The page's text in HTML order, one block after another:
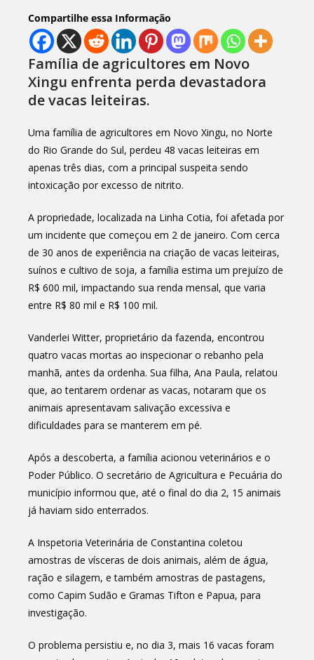
Compartilhe essa Informação
Família de agricultores em Novo
Xingu enfrenta perda devastadora
de vacas leiteiras.
Uma família de agricultores em Novo Xingu, no Norte
do Rio Grande do Sul, perdeu 48 vacas leiteiras em
apenas três dias, com a principal suspeita sendo
intoxicação por excesso de nitrito.
A propriedade, localizada na Linha Cotia, foi afetada por
um incidente que começou em 2 de janeiro. Com cerca
de 30 anos de experiência na criação de vacas leiteiras,
suínos e cultivo de soja, a família estima um prejuízo de
R$ 600 mil, impactando sua renda mensal, que varia
entre R$ 80 mil e R$ 100 mil.
Vanderlei Witter, proprietário da fazenda, encontrou
quatro vacas mortas ao inspecionar o rebanho pela
manhã, antes da ordenha. Sua filha, Ana Paula, relatou
que, ao tentarem ordenar as vacas, notaram que os
animais apresentavam salivação excessiva e
dificuldades para se manterem em pé.
Após a descoberta, a família acionou veterinários e o
Poder Público. O secretário de Agricultura e Pecuária do
município informou que, até o final do dia 2, 15 animais
já haviam sido enterrados.
A Inspetoria Veterinária de Constantina coletou
amostras de vísceras de dois animais, além de água,
ração e silagem, e também amostras de pastagens,
como Capim Sudão e Gramas Tifton e Papua, para
investigação.
O problema persistiu e, no dia 3, mais 16 vacas foram